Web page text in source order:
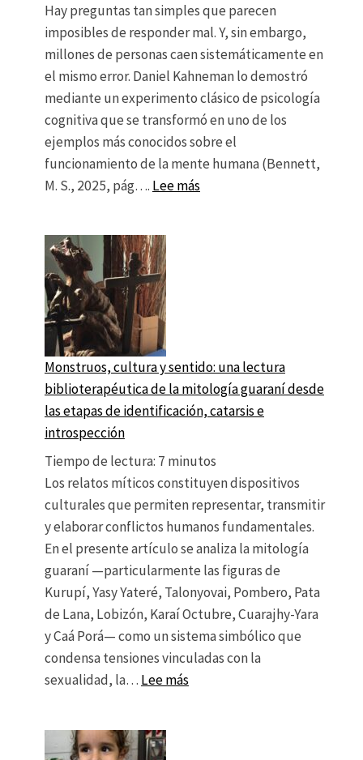
Hay preguntas tan simples que parecen
imposibles de responder mal. Y, sin embargo,
millones de personas caen sistemáticamente en
el mismo error. Daniel Kahneman lo demostró
mediante un experimento clásico de psicología
cognitiva que se transformó en uno de los
ejemplos más conocidos sobre el
funcionamiento de la mente humana (Bennett,
M. S., 2025, pág…. Lee más: Algoritmos y
Monstruos, cultura y sentido: una lectura
biblioterapéutica de la mitología guaraní desde
las etapas de identificación, catarsis e
introspección
Tiempo de lectura: 7 minutos
Los relatos míticos constituyen dispositivos
culturales que permiten representar, transmitir
y elaborar conflictos humanos fundamentales.
En el presente artículo se analiza la mitología
guaraní —particularmente las figuras de
Kurupí, Yasy Yateré, Talonyovai, Pombero, Pata
de Lana, Lobizón, Karaí Octubre, Cuarajhy-Yara
y Caá Porá— como un sistema simbólico que
condensa tensiones vinculadas con la
sexualidad, la… Lee más: Monstruos, cultura y